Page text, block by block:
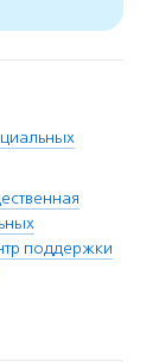
поддержки